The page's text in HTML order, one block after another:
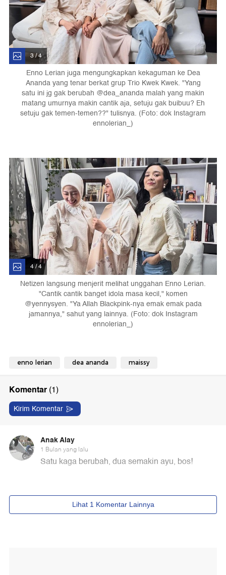
3 / 4
Enno Lerian juga mengungkapkan kekaguman ke Dea
Ananda yang tenar berkat grup Trio Kwek Kwek. "Yang
satu ini jg gak berubah @dea_ananda malah yang makin
matang umurnya makin cantik aja, setuju gak buibuu? Eh
setuju gak temen-temen??" tulisnya. (Foto: dok Instagram
ennolerian_)
4 / 4
Netizen langsung menjerit melihat unggahan Enno Lerian.
"Cantik cantik banget idola masa kecil," komen
@yennysyen. "Ya Allah Blackpink-nya emak emak pada
jamannya," sahut yang lainnya. (Foto: dok Instagram
ennolerian_)
enno lerian dea ananda maissy